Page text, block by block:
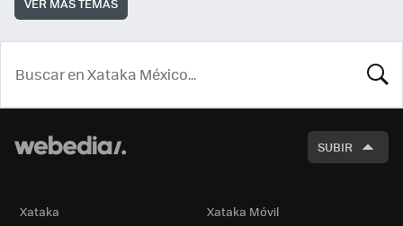
SUBIR
Xataka Xataka Móvil